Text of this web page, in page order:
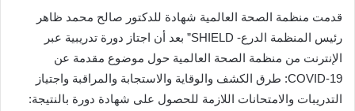
قدمت منظمة الصحة العالمية شهادة للدكتور صالح محمد ظاهر
رئيس المنظمة الدرع- SHIELD” بعد أن اجتاز دورة تدريبية عبر
الإنترنت من منظمة الصحة العالمية حول موضوع مقدمة عن
COVID-19: طرق الكشف والوقاية والاستجابة والمراقبة واجتياز
التدريبات والامتحانات اللازمة للحصول على شهادة دورة بالنتيجة: